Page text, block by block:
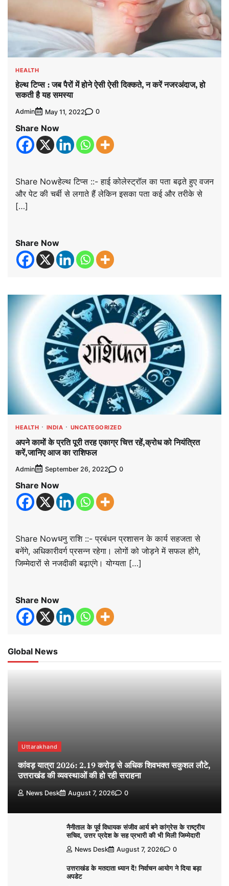
HEALTH
हेल्थ टिप्स : जब पैरों में होने ऐसी ऐसी दिक्कते, न करें नजरअंदाज, हो
सकती है यह समस्या
Admin May 11, 2022 0
Share Now
Share Nowहेल्थ टिप्स ::- हाई कोलेस्ट्रॉल का पता बढ़ते हुए वजन
और पेट की चर्बी से लगाते हैं लेकिन इसका पता कई और तरीके से
[…]
Share Now
HEALTH INDIA UNCATEGORIZED
अपने कामों के प्रति पूरी तरह एकाग्र चित्त रहें,क्रोध को नियंत्रित
करें,जानिए आज का राशिफल
Admin September 26, 2022 0
Share Now
Share Nowधनु राशि ::- प्रबंधन प्रशासन के कार्य सहजता से
बनेंगे, अधिकारीवर्ग प्रसन्न रहेगा। लोगों को जोड़ने में सफल होंगे,
जिम्मेदारों से नजदीकी बढ़ाएंगे। योग्यता […]
Share Now
Global News
Uttarakhand
कांवड़ यात्रा 2026: 2.19 करोड़ से अधिक शिवभक्त सकुशल लौटे,
उत्तराखंड की व्यवस्थाओं की हो रही सराहना
News Desk August 7, 2026 0
नैनीताल के पूर्व विधायक संजीव आर्य बने कांग्रेस के राष्ट्रीय
सचिव, उत्तर प्रदेश के सह प्रभारी की भी मिली जिम्मेदारी
News Desk August 7, 2026 0
उत्तराखंड के मतदाता ध्यान दें! निर्वाचन आयोग ने दिया बड़ा
अपडेट